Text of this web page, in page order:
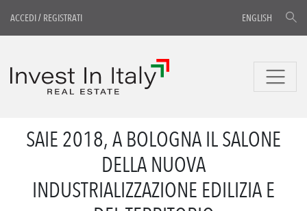
ACCEDI/ REGISTRATI ENGLISH
SAIE 2018, A BOLOGNA IL SALONE
DELLA NUOVA
INDUSTRIALIZZAZIONE EDILIZIA E